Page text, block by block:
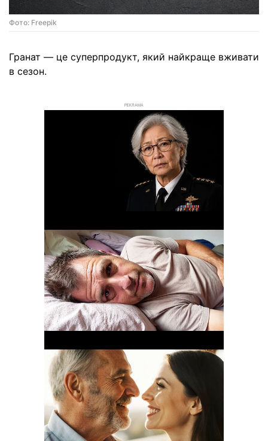
Фото: Freepik
Гранат — це суперпродукт, який найкраще вживати
в сезон.
РЕКЛАМА